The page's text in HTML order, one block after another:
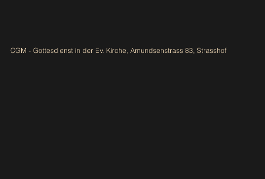
CGM - Gottesdienst in der Ev. Kirche, Amundsenstrass 83, Strasshof